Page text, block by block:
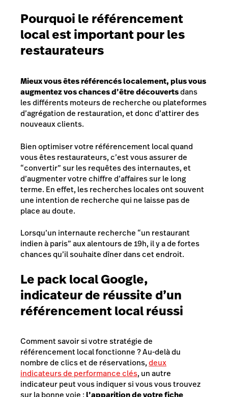
Pourquoi le référencement
local est important pour les
restaurateurs
Mieux vous êtes référencés localement, plus vous
augmentez vos chances d’être découvertsdans
les différents moteurs de recherche ou plateformes
d’agrégation de restauration, et donc d’attirer des
nouveaux clients.
Bien optimiser votre référencement local quand
vous êtes restaurateurs, c’est vous assurer de
“convertir” sur les requêtes des internautes, et
d’augmenter votre chiffre d’affaires sur le long
terme. En effet, les recherches locales ont souvent
une intention de recherche qui ne laisse pas de
place au doute.
Lorsqu’un internaute recherche “un restaurant
indien à paris” aux alentours de 19h, il y a de fortes
chances qu’il souhaite dîner dans cet endroit.
Le pack local Google,
indicateur de réussite d’un
référencement local réussi
Comment savoir si votre stratégie de
référencement local fonctionne ? Au-delà du
nombre de clics et de réservations,deux
indicateurs de performance clés, un autre
indicateur peut vous indiquer si vous vous trouvez
sur la bonne voie :l’apparition de votre fiche